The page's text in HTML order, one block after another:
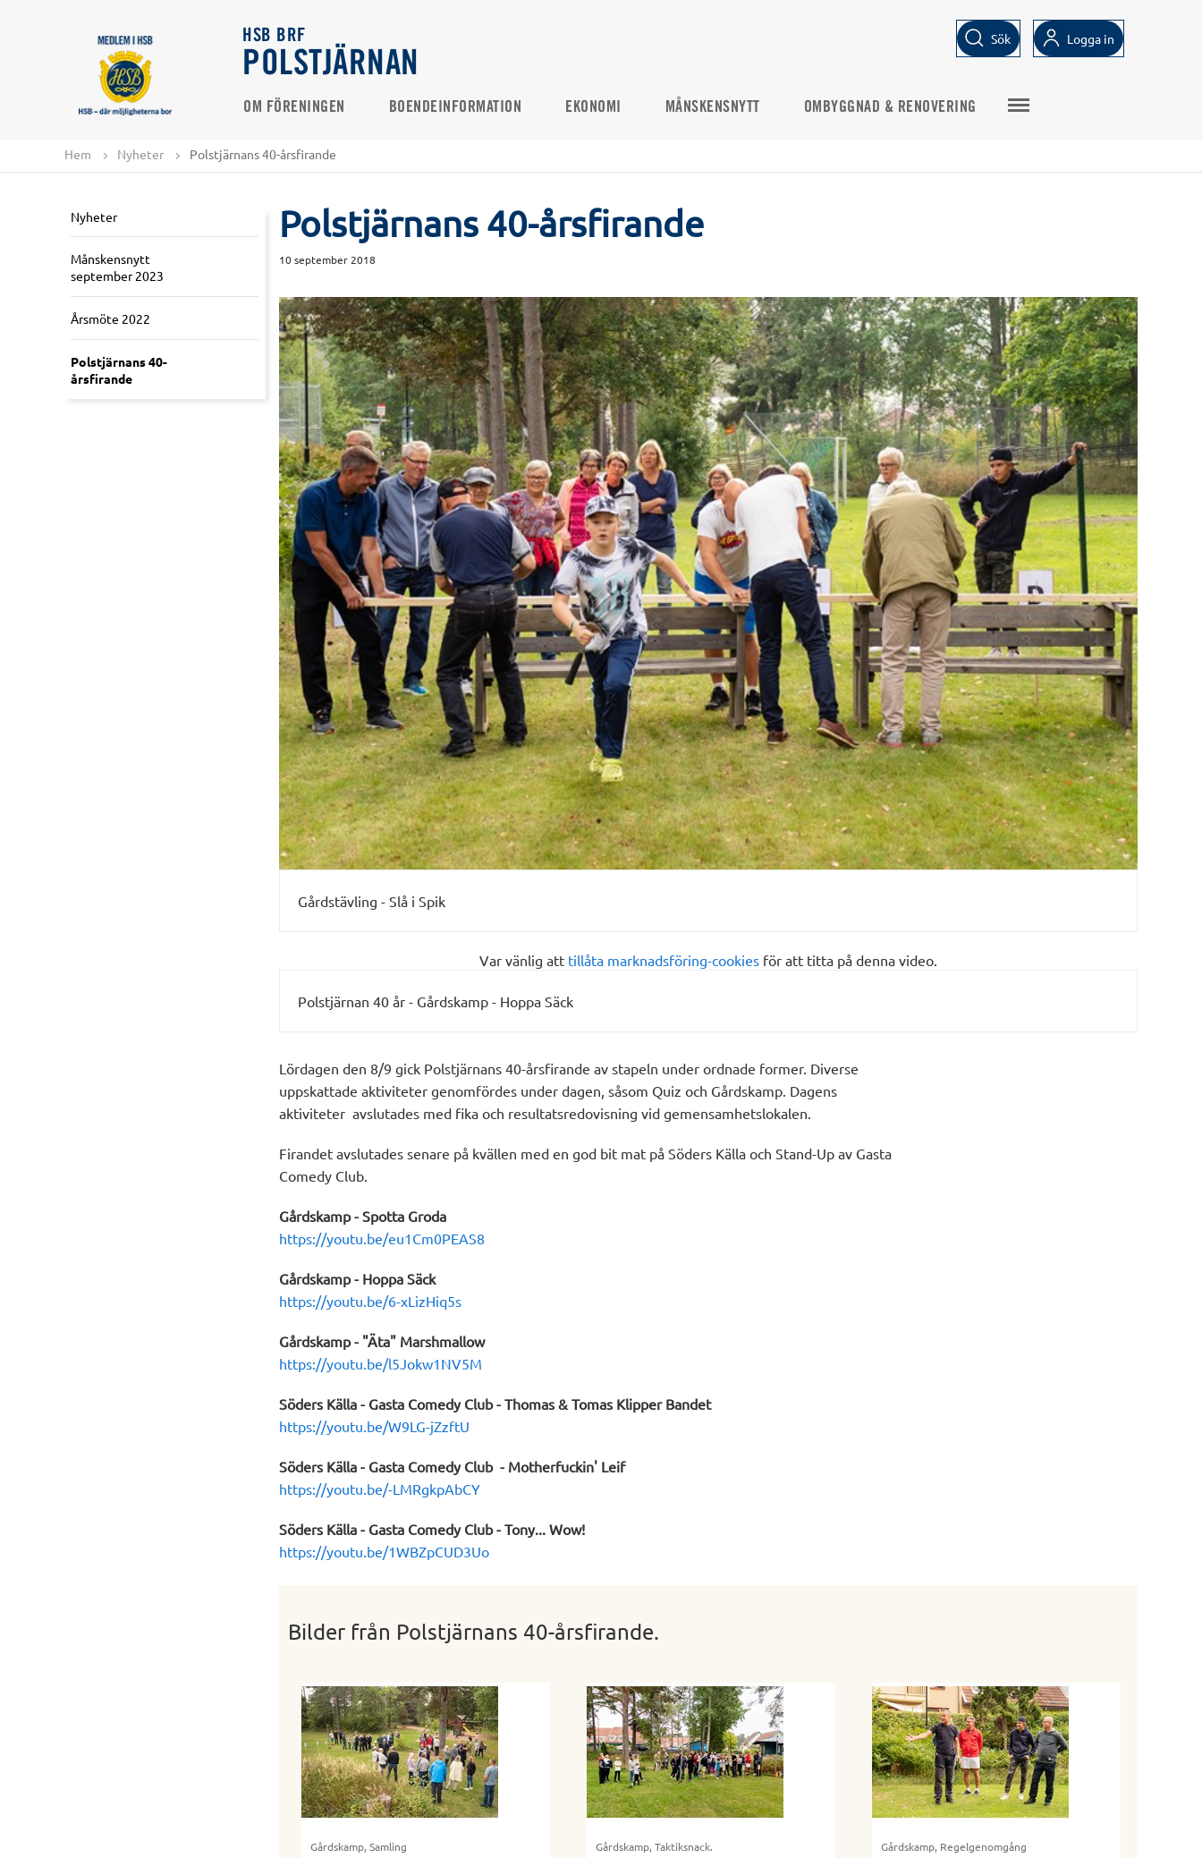
HSB BRF
POLSTJÄRNAN
Sök Logga in
OM FÖRENINGEN BOENDEINFORMATION EKONOMI MÅNSKENSNYTT OMBYGGNAD & RENOVERING
Hem Nyheter Polstjärnans 40-årsfirande
Nyheter
Månskensnytt
september 2023
Årsmöte 2022
Polstjärnans 40-
årsfirande
Polstjärnans 40-årsfirande
10 september 2018
Gårdstävling - Slå i Spik
Var vänlig att tillåta marknadsföring-cookies för att titta på denna video.
Polstjärnan 40 år - Gårdskamp - Hoppa Säck
Lördagen den 8/9 gick Polstjärnans 40-årsfirande av stapeln under ordnade former. Diverse
uppskattade aktiviteter genomfördes under dagen, såsom Quiz och Gårdskamp. Dagens
aktiviteter avslutades med fika och resultatsredovisning vid gemensamhetslokalen.
Firandet avslutades senare på kvällen med en god bit mat på Söders Källa och Stand-Up av Gasta
Comedy Club.
Gårdskamp - Spotta Groda
https://youtu.be/eu1Cm0PEAS8
Gårdskamp - Hoppa Säck
https://youtu.be/6-xLizHiq5s
Gårdskamp - "Äta" Marshmallow
https://youtu.be/l5Jokw1NV5M
Söders Källa - Gasta Comedy Club - Thomas & Tomas Klipper Bandet
https://youtu.be/W9LG-jZzftU
Söders Källa - Gasta Comedy Club - Motherfuckin' Leif
https://youtu.be/-LMRgkpAbCY
Söders Källa - Gasta Comedy Club - Tony... Wow!
https://youtu.be/1WBZpCUD3Uo
Bilder från Polstjärnans 40-årsfirande.
Gårdskamp, Samling Gårdskamp, Taktiksnack. Gårdskamp, Regelgenomgång